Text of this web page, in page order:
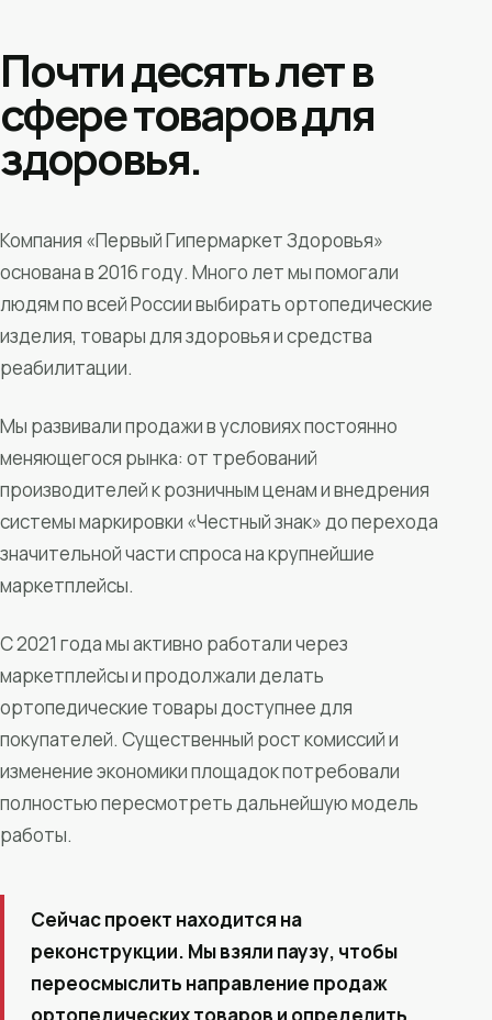
Почти десять лет в
сфере товаров для
здоровья.
Компания «Первый Гипермаркет Здоровья»
основана в 2016 году. Много лет мы помогали
людям по всей России выбирать ортопедические
изделия, товары для здоровья и средства
реабилитации.
Мы развивали продажи в условиях постоянно
меняющегося рынка: от требований
производителей к розничным ценам и внедрения
системы маркировки «Честный знак» до перехода
значительной части спроса на крупнейшие
маркетплейсы.
С 2021 года мы активно работали через
маркетплейсы и продолжали делать
ортопедические товары доступнее для
покупателей. Существенный рост комиссий и
изменение экономики площадок потребовали
полностью пересмотреть дальнейшую модель
работы.
Сейчас проект находится на
реконструкции. Мы взяли паузу, чтобы
переосмыслить направление продаж